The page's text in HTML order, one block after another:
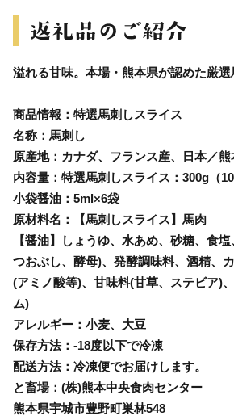
溢れる甘味。本場・熊本県が認めた厳選
商品情報：特選馬刺しスライス
名称：馬刺し
原産地：カナダ、フランス産、日本／
内容量：特選馬刺しスライス：300g（
小袋醤油：5ml×6袋
原材料名：【馬刺しスライス】馬肉
【醤油】しょうゆ、水あめ、砂糖、食
つおぶし、酵母)、発酵調味料、酒精、
(アミノ酸等)、甘味料(甘草、ステビア)
ム)
アレルギー：小麦、大豆
保存方法：-18度以下で冷凍
配送方法：冷凍便でお届けします。
と畜場：(株)熊本中央食肉センター
熊本県宇城市豊野町巣林548